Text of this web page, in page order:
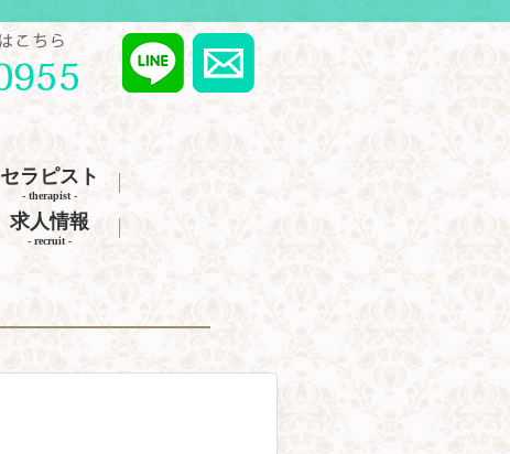
セラピスト
- therapist -
求人情報
- recruit -